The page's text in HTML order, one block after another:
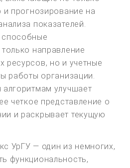
прогнозирование на
показателей.
направление
ресурсов, но и учетные
работы организации.
улучшает
четкое представление о
и раскрывает текущую
УрГУ — один из немногих,
функциональность,